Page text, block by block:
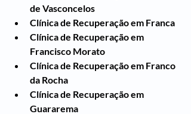
de Vasconcelos
Clínica de Recuperação em Franca
Clínica de Recuperação em
Francisco Morato
Clínica de Recuperação em Franco
da Rocha
Clínica de Recuperação em
Guararema